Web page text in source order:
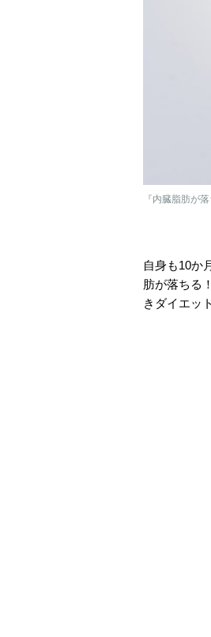
『内臓脂肪が
自身も10か
肪が落ちる
きダイエッ